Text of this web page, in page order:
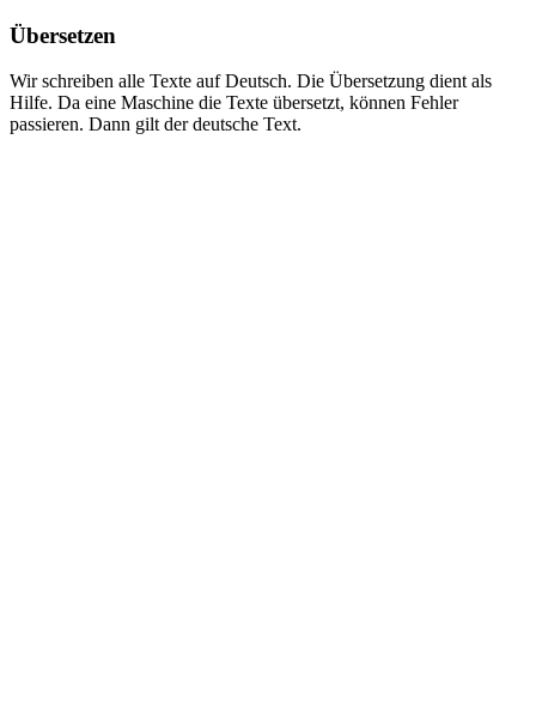
Übersetzen
Wir schreiben alle Texte auf Deutsch. Die Übersetzung dient als
Hilfe. Da eine Maschine die Texte übersetzt, können Fehler
passieren. Dann gilt der deutsche Text.